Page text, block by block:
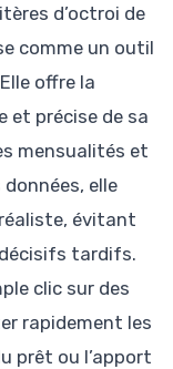
d’octroi de
comme un outil
offre la
et précise de sa
mensualités et
elle
évitant
tardifs.
clic sur des
rapidement les
prêt ou l’apport